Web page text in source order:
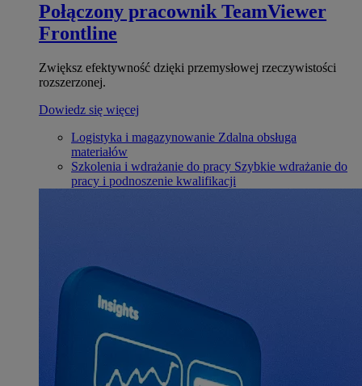
Połączony pracownik TeamViewer
Frontline
Zwiększ efektywność dzięki przemysłowej rzeczywistości
rozszerzonej.
Dowiedz się więcej
Logistyka i magazynowanie Zdalna obsługa
materiałów
Szkolenia i wdrażanie do pracy Szybkie wdrażanie do
pracy i podnoszenie kwalifikacji